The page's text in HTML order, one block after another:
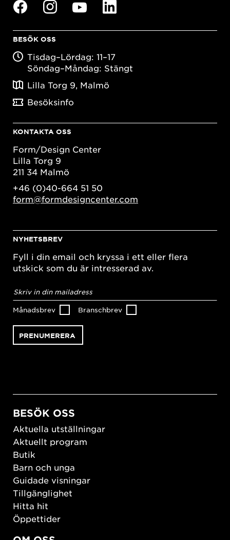
BESÖK OSS
Tisdag–Lördag: 11–17
Söndag–Måndag: Stängt
Lilla Torg 9, Malmö
Besöksinfo
KONTAKTA OSS
Form/Design Center
Lilla Torg 9
211 34 Malmö
+46 (0)40-664 51 50
form@formdesigncenter.com
NYHETSBREV
Fyll i din email och kryssa i ett eller flera
utskick som du är intresserad av.
postadress*
Månadsbrev Branschbrev
BESÖK OSS
Aktuella utställningar
Aktuellt program
Butik
Barn och unga
Guidade visningar
Tillgänglighet
Hitta hit
Öppettider